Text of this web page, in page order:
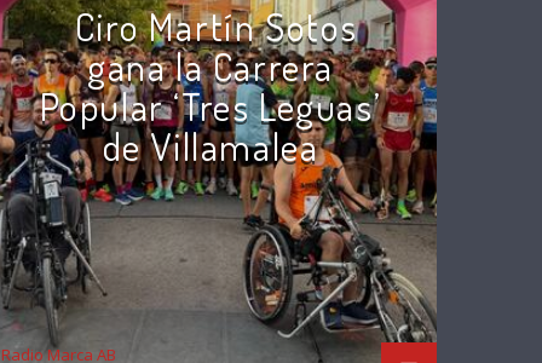
Ciro Martín Sotos
gana la Carrera
Popular ‘Tres Leguas’
de Villamalea
Radio Marca AB